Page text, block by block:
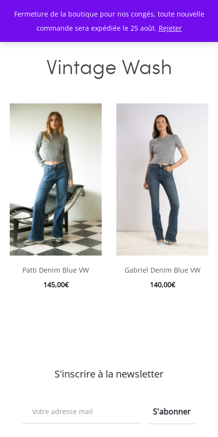
Fermeture de la boutique pour nos congés, toute nouvelle
commande sera expédiée le 25 août. Rejeter
Vintage Wash
Patti Denim Blue VW
145,00€
Gabriel Denim Blue VW
140,00€
S'inscrire à la newsletter